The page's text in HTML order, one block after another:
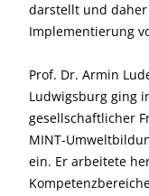
darstellt und
Implementierung
Prof. Dr. Armin
Ludwigsburg ging
gesellschaftlicher
MINT-
ein. Er arbeitete